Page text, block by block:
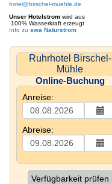
hotel@birschel-muehle.de
Unser Hotelstrom wird aus
100% Wasserkraft erzeugt
Info zu swa Naturstrom
Ruhrhotel Birschel-
Mühle
Online-Buchung
Anreise:
Abreise:
Verfügbarkeit prüfen